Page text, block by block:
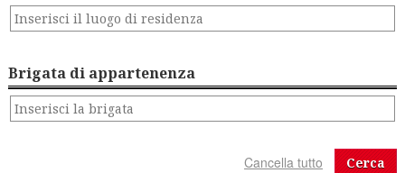
Brigata di appartenenza
Cerca